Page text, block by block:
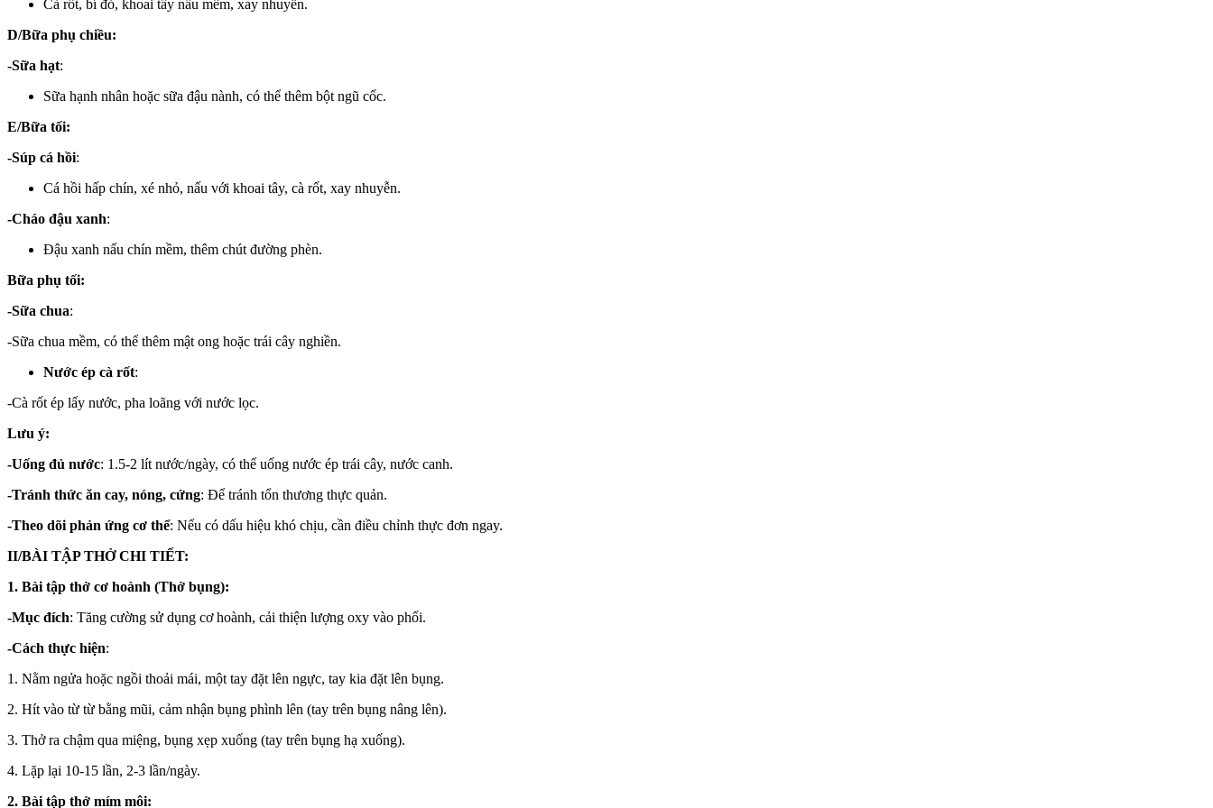
Cà rốt, bí đỏ, khoai tây nấu mềm, xay nhuyễn.
D/Bữa phụ chiều:
-Sữa hạt:
Sữa hạnh nhân hoặc sữa đậu nành, có thể thêm bột ngũ cốc.
E/Bữa tối:
-Súp cá hồi:
Cá hồi hấp chín, xé nhỏ, nấu với khoai tây, cà rốt, xay nhuyễn.
-Cháo đậu xanh:
Đậu xanh nấu chín mềm, thêm chút đường phèn.
Bữa phụ tối:
-Sữa chua:
-Sữa chua mềm, có thể thêm mật ong hoặc trái cây nghiền.
Nước ép cà rốt:
-Cà rốt ép lấy nước, pha loãng với nước lọc.
Lưu ý:
-Uống đủ nước: 1.5-2 lít nước/ngày, có thể uống nước ép trái cây, nước canh.
-Tránh thức ăn cay, nóng, cứng: Để tránh tổn thương thực quản.
-Theo dõi phản ứng cơ thể: Nếu có dấu hiệu khó chịu, cần điều chỉnh thực đơn ngay.
II/BÀI TẬP THỞ CHI TIẾT:
1. Bài tập thở cơ hoành (Thở bụng):
-Mục đích: Tăng cường sử dụng cơ hoành, cải thiện lượng oxy vào phổi.
-Cách thực hiện:
1. Nằm ngửa hoặc ngồi thoải mái, một tay đặt lên ngực, tay kia đặt lên bụng.
2. Hít vào từ từ bằng mũi, cảm nhận bụng phình lên (tay trên bụng nâng lên).
3. Thở ra chậm qua miệng, bụng xẹp xuống (tay trên bụng hạ xuống).
4. Lặp lại 10-15 lần, 2-3 lần/ngày.
2. Bài tập thở mím môi: